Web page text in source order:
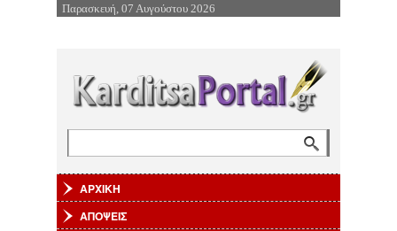
Επιστροφή στην Πλοήγηση
Παρασκευή, 07 Αυγούστου 2026
ΑΡΧΙΚΗ
ΑΠΟΨΕΙΣ